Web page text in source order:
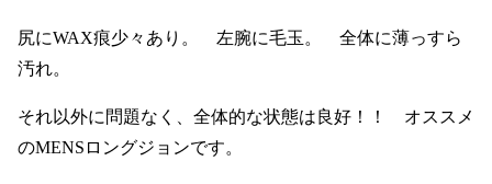
尻にWAX痕少々あり。 左腕に毛玉。 全体に薄っすら
汚れ。
それ以外に問題なく、全体的な状態は良好！！ オススメ
のMENSロングジョンです。